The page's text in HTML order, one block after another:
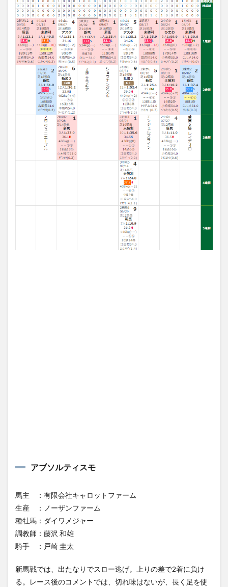
アブソルティスモ
馬主 ：有限会社キャロットファーム
生産 ：ノーザンファーム
種牡馬：ダイワメジャー
調教師：藤沢 和雄
騎手 ：戸崎 圭太
新馬戦では、出たなりでスロー逃げ。上りの差で2着に負け
る。レース後のコメントでは、切れ味はないが、長く足を使